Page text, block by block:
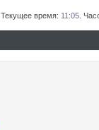
Текущее время: 11:05.